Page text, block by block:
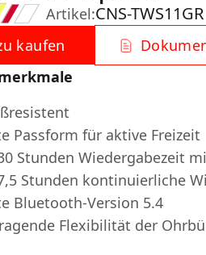
Artikel:CNS-TWS11GR
kaufen
Passform für aktive Freizeit
Stunden Wiedergabezeit
Stunden kontinuierliche
Bluetooth-Version 5.4
Flexibilität der